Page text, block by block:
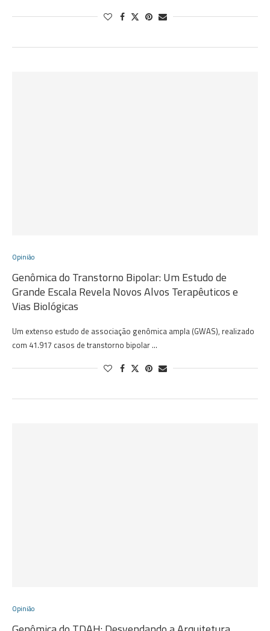
Opinião
Genômica do Transtorno Bipolar: Um Estudo de
Grande Escala Revela Novos Alvos Terapêuticos e
Vias Biológicas
Um extenso estudo de associação genômica ampla (GWAS), realizado
com 41.917 casos de transtorno bipolar …
Opinião